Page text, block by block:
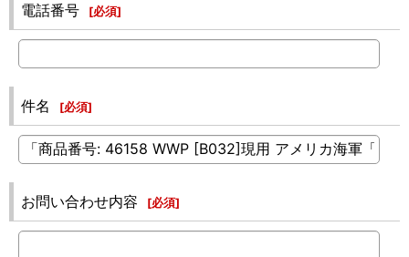
電話番号 [必須]
件名 [必須]
お問い合わせ内容 [必須]